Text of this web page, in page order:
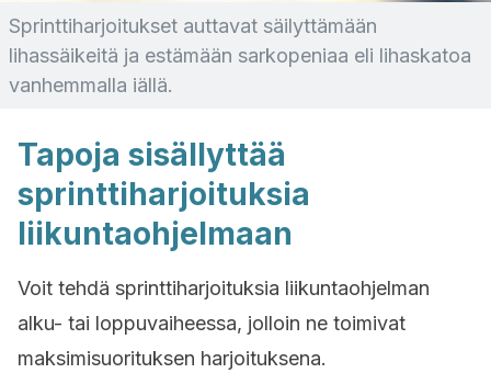
Sprinttiharjoitukset auttavat säilyttämään
lihassäikeitä ja estämään sarkopeniaa eli lihaskatoa
vanhemmalla iällä.
Tapoja sisällyttää
sprinttiharjoituksia
liikuntaohjelmaan
Voit tehdä sprinttiharjoituksia liikuntaohjelman
alku- tai loppuvaiheessa, jolloin ne toimivat
maksimisuorituksen harjoituksena.